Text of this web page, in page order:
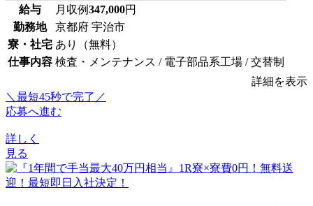
給与 月収例347,000円
勤務地
京都府 宇治市
寮・社宅 あり（無料）
仕事内容 検査・メンテナンス / 電子部品系工場 / 交替制
詳細を表示
＼最短45秒で完了／
応募へ進む
詳しく
見る